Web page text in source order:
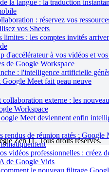
la langue : la traduction
: réservez vos
vos Sheets
limites : les comptes invités
d'accélérateur à vos vidéos et
de Google Workspace
: l'intelligence artificielle
Google Meet fait peau neuve
collaboration externe : les
Workspace
Meet deviennent enfin
rendus de réunion ratés : Google
vidéos professionnelles : créez
de Google Vids
le nouveau filtrage
Zen IT. Tous droits réservés.